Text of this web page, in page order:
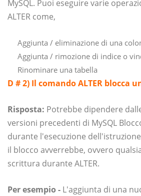
MySQL. Puoi eseguire varie
ALTER come,
Aggiunta / eliminazione di una
Aggiunta / rimozione di indice o
Rinominare una tabella
D # 2) Il comando ALTER blocca
Risposta: Potrebbe dipendere
versioni precedenti di MySQL
durante l'esecuzione dell'istruzione
il blocco avverrebbe, ovvero
scrittura durante ALTER.
Per esempio - L'aggiunta di una